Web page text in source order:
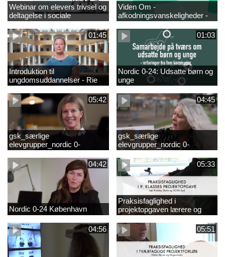
Webinar om elevers trivsel og
deltagelse i sociale
fællesskaber – inspiration og
viden til skoleledere og
ressourcepersoner
Viden Om -
afkodningsvanskeligheder -
præsentationsfilm
01:45
Introduktion til
ungdomsuddannelser - Rie
Thomsen
01:03
Nordic 0-24: Udsatte børn og
unge
05:42
gsk_særlige
elevgrupper_nordic 0-
24_frederikshavn
04:45
gsk_særlige
elevgrupper_nordic 0-
24_tønder
04:42
Nordic 0-24 København
05:33
Praksisfaglighed i
projektopgaven lærere og
elever
04:56
05:51